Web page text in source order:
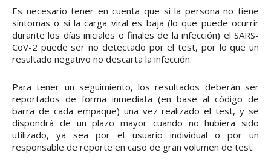
Es necesario tener en cuenta que si la persona no tiene
síntomas o si la carga viral es baja (lo que puede ocurrir
durante los días iniciales o finales de la infección) el SARS-
CoV-2 puede ser no detectado por el test, por lo que un
resultado negativo no descarta la infección.
Para tener un seguimiento, los resultados deberán ser
reportados de forma inmediata (en base al código de
barra de cada empaque) una vez realizado el test, y se
dispondrá de un plazo mayor cuando no hubiera sido
utilizado, ya sea por el usuario individual o por un
responsable de reporte en caso de gran volumen de test.